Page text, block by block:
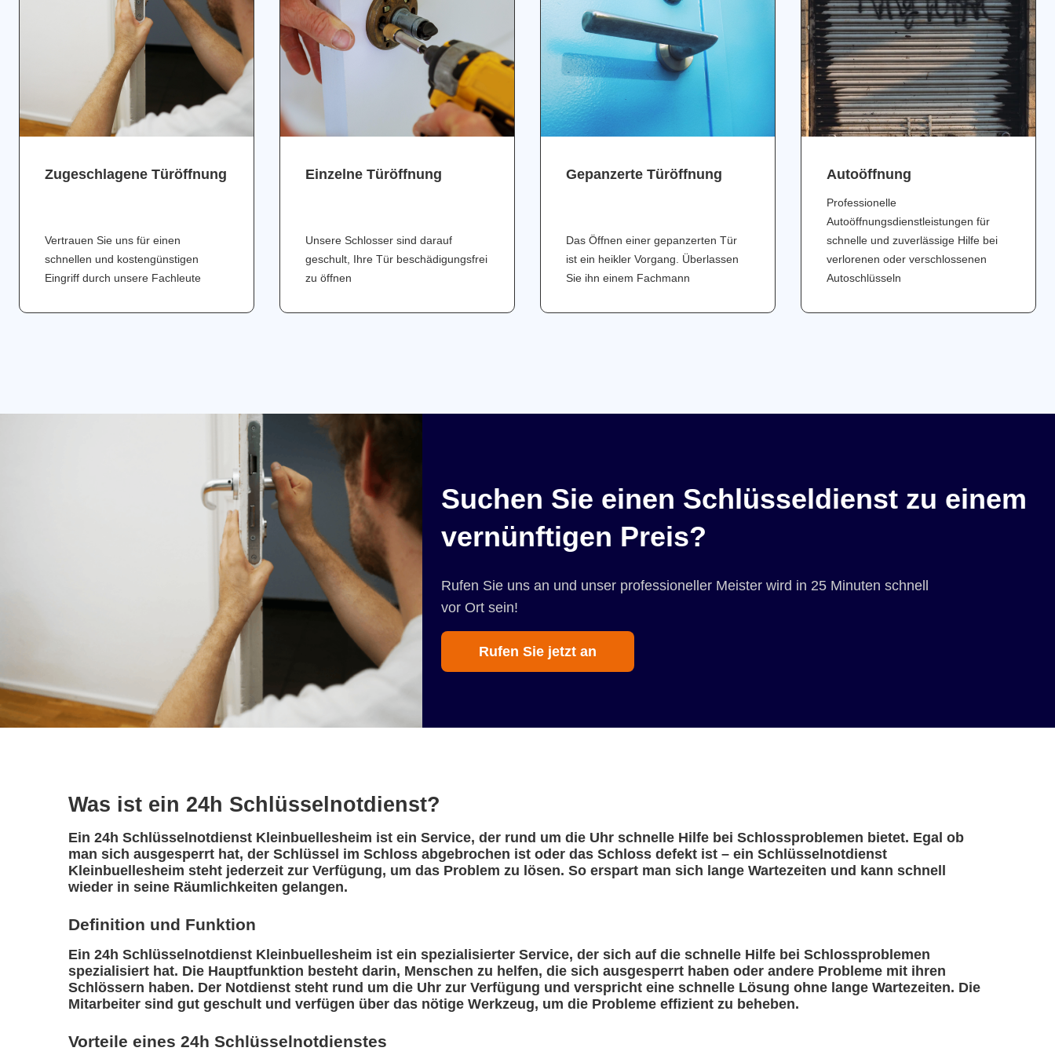
Zugeschlagene Türöffnung
Vertrauen Sie uns für einen
schnellen und kostengünstigen
Eingriff durch unsere Fachleute
Einzelne Türöffnung
Unsere Schlosser sind darauf
geschult, Ihre Tür beschädigungsfrei
zu öffnen
Gepanzerte Türöffnung
Das Öffnen einer gepanzerten Tür
ist ein heikler Vorgang. Überlassen
Sie ihn einem Fachmann
Аutoöffnung
Professionelle
Autoöffnungsdienstleistungen für
schnelle und zuverlässige Hilfe bei
verlorenen oder verschlossenen
Autoschlüsseln
Suchen Sie einen Schlüsseldienst zu einem
vernünftigen Preis?
Rufen Sie uns an und unser professioneller Meister wird in 25 Minuten schnell
vor Ort sein!
Rufen Sie jetzt an
Was ist ein 24h Schlüsselnotdienst?
Ein 24h Schlüsselnotdienst Kleinbuellesheim ist ein Service, der rund um die Uhr schnelle Hilfe bei Schlossproblemen bietet. Egal ob
man sich ausgesperrt hat, der Schlüssel im Schloss abgebrochen ist oder das Schloss defekt ist – ein Schlüsselnotdienst
Kleinbuellesheim steht jederzeit zur Verfügung, um das Problem zu lösen. So erspart man sich lange Wartezeiten und kann schnell
wieder in seine Räumlichkeiten gelangen.
Definition und Funktion
Ein 24h Schlüsselnotdienst Kleinbuellesheim ist ein spezialisierter Service, der sich auf die schnelle Hilfe bei Schlossproblemen
spezialisiert hat. Die Hauptfunktion besteht darin, Menschen zu helfen, die sich ausgesperrt haben oder andere Probleme mit ihren
Schlössern haben. Der Notdienst steht rund um die Uhr zur Verfügung und verspricht eine schnelle Lösung ohne lange Wartezeiten. Die
Mitarbeiter sind gut geschult und verfügen über das nötige Werkzeug, um die Probleme effizient zu beheben.
Vorteile eines 24h Schlüsselnotdienstes